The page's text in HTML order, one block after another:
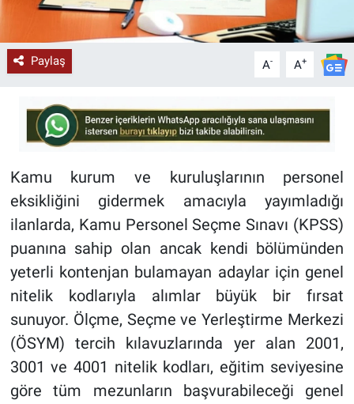
Paylaş A- A+
Kamu kurum ve kuruluşlarının personel
eksikliğini gidermek amacıyla yayımladığı
ilanlarda, Kamu Personel Seçme Sınavı (KPSS)
puanına sahip olan ancak kendi bölümünden
yeterli kontenjan bulamayan adaylar için genel
nitelik kodlarıyla alımlar büyük bir fırsat
sunuyor. Ölçme, Seçme ve Yerleştirme Merkezi
(ÖSYM) tercih kılavuzlarında yer alan 2001,
3001 ve 4001 nitelik kodları, eğitim seviyesine
göre tüm mezunların başvurabileceği genel